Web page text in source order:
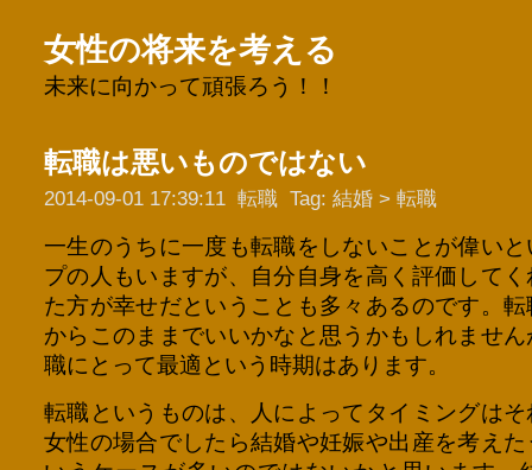
女性の将来を考える
未来に向かって頑張ろう！！
転職は悪いものではない
2014-09-01 17:39:11 転職 Tag: 結婚 > 転職
一生のうちに一度も転職をしないことが偉い
プの人もいますが、自分自身を高く評価して
た方が幸せだということも多々あるのです。
からこのままでいいかなと思うかもしれませ
職にとって最適という時期はあります。
転職というものは、人によってタイミングは
女性の場合でしたら結婚や妊娠や出産を考え